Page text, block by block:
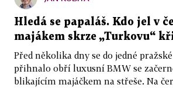
Hledá se papaláš. Kdo jel v
majákem skrze „Turkovu“
Před několika dny se do jedné
přihnalo obří luxusní BMW se
blikajícím majáčkem na střeše. Na